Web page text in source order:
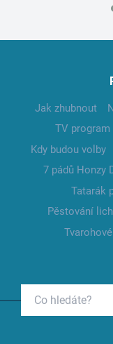
Jak zhubnout
TV program
Kdy budou volby
7 pádů Honzy
Tatarák
Pěstování